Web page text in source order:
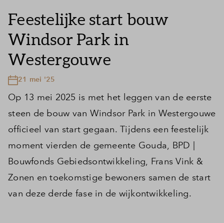
Feestelijke start bouw
Windsor Park in
Westergouwe
21 mei '25
Op 13 mei 2025 is met het leggen van de eerste
steen de bouw van Windsor Park in Westergouwe
officieel van start gegaan. Tijdens een feestelijk
moment vierden de gemeente Gouda, BPD |
Bouwfonds Gebiedsontwikkeling, Frans Vink &
Zonen en toekomstige bewoners samen de start
van deze derde fase in de wijkontwikkeling.